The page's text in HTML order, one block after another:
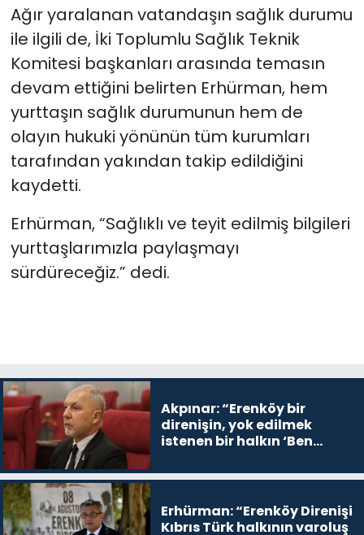
güzaf”
Ağır yaralanan vatandaşın sağlık durumu
ile ilgili de, İki Toplumlu Sağlık Teknik
Komitesi başkanları arasında temasın
devam ettiğini belirten Erhürman, hem
yurttaşın sağlık durumunun hem de
olayın hukuki yönünün tüm kurumları
tarafından yakından takip edildiğini
kaydetti.
Erhürman, “Sağlıklı ve teyit edilmiş bilgileri
yurttaşlarımızla paylaşmayı
sürdüreceğiz.” dedi.
Akpınar: “Erenköy bir
direnişin, yok edilmek
istenen bir halkın ‘Ben
devam edeceğim’ dediği
Erhürman: “Erenköy Direnişi
Kıbrıs Türk halkının varoluş